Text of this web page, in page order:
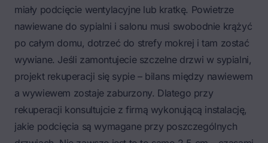
miały podcięcie wentylacyjne lub kratkę. Powietrze
nawiewane do sypialni i salonu musi swobodnie krążyć
po całym domu, dotrzeć do strefy mokrej i tam zostać
wywiane. Jeśli zamontujecie szczelne drzwi w sypialni,
projekt rekuperacji się sypie – bilans między nawiewem
a wywiewem zostaje zaburzony. Dlatego przy
rekuperacji konsultujcie z firmą wykonującą instalację,
jakie podcięcia są wymagane przy poszczególnych